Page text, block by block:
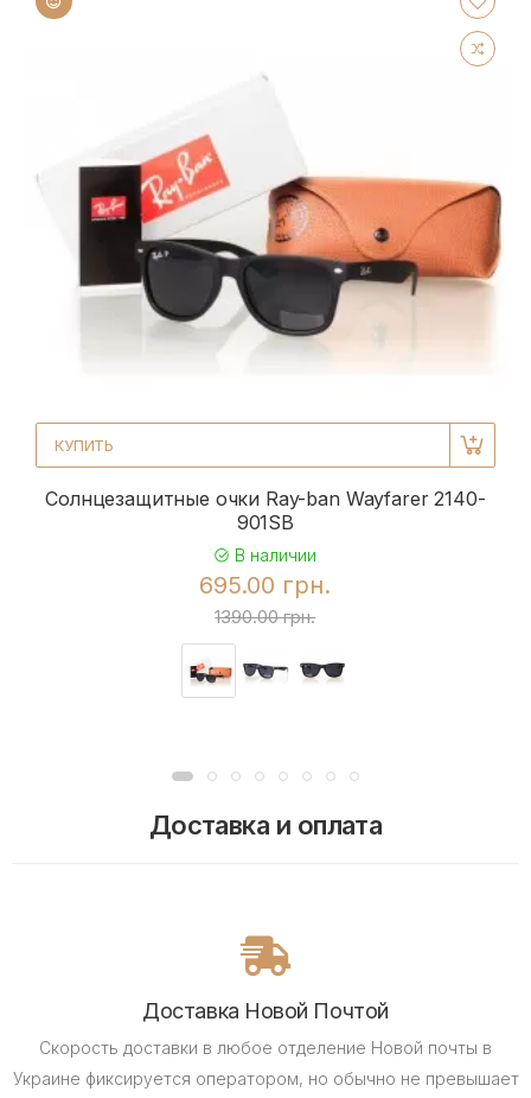
КУПИТЬ
Солнцезащитные очки Ray-ban Wayfarer 2140-
901SB
В наличии
695.00 грн.
1390.00 грн.
Доставка и оплата
Доставка Новой Почтой
Скорость доставки в любое отделение Новой почты в
Украине фиксируется оператором, но обычно не превышает